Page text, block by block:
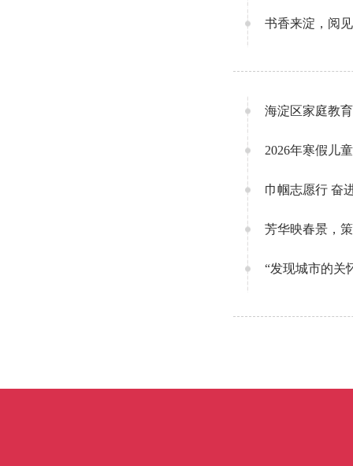
书香来淀，阅
海淀区家庭教
2026年寒假儿
巾帼志愿行 奋
芳华映春景，
“发现城市的关